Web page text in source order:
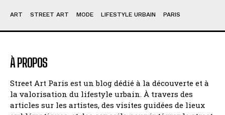
ART STREET ART MODE LIFESTYLE URBAIN PARIS
À PROPOS
Street Art Paris est un blog dédié à la découverte et à
la valorisation du lifestyle urbain. À travers des
articles sur les artistes, des visites guidées de lieux